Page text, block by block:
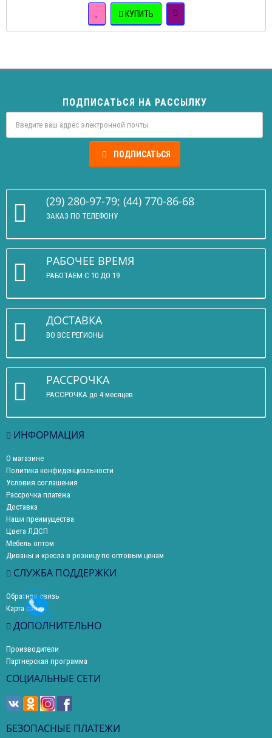
КУПИТЬ
ПОДПИСАТЬСЯ НА РАССЫЛКУ
ПОДПИСАТЬСЯ
(29) 280-97-79; (44) 770-86-68
ЗАКАЗ ПО ТЕЛЕФОНУ
РАБОЧЕЕ ВРЕМЯ
РАБОТАЕМ С 10 ДО 19
ДОСТАВКА
ВО ВСЕ РЕГИОНЫ
РАССРОЧКА
РАССРОЧКА до 4 месяцев
ИНФОРМАЦИЯ
О магазине
Политика конфиденциальности
Условия соглашения
Рассрочка платежа
Доставка
Наши преимущества
Цвета ЛДСП
Мебель оптом
Диваны и кресла в розницу по оптовым ценам
СЛУЖБА ПОДДЕРЖКИ
Обратная связь
Карта сайта
ДОПОЛНИТЕЛЬНО
Производители
Партнерская программа
СОЦИАЛЬНЫЕ СЕТИ
БЕЗОПАСНЫЕ ПЛАТЕЖИ